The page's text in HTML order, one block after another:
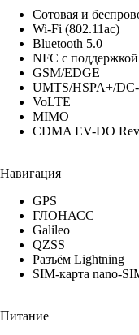
Сотовая и
Wi-Fi (802.11​ac)
Bluetooth 5.0
NFC с
GSM/EDGE
UMTS/​HSPA+/​
VoLTE
MIMO
CDMA EV-DO
Навигация
GPS
ГЛОНАСС
Galileo
QZSS
Разъём Lightning
SIM-карта nano-
Питание